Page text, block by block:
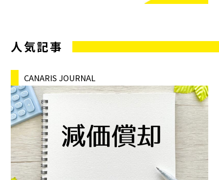
人気記事
CANARIS JOURNAL